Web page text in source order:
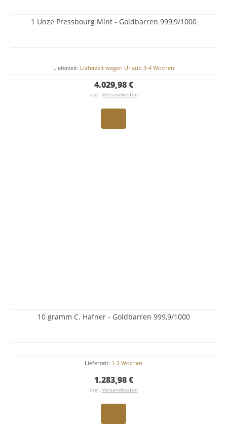
1 Unze Pressbourg Mint - Goldbarren 999,9/1000
Lieferzeit: Lieferzeit wegen Urlaub 3-4 Wochen
4.029,98 €
zzgl. Versandkosten
10 gramm C. Hafner - Goldbarren 999,9/1000
Lieferzeit: 1-2 Wochen
1.283,98 €
zzgl. Versandkosten